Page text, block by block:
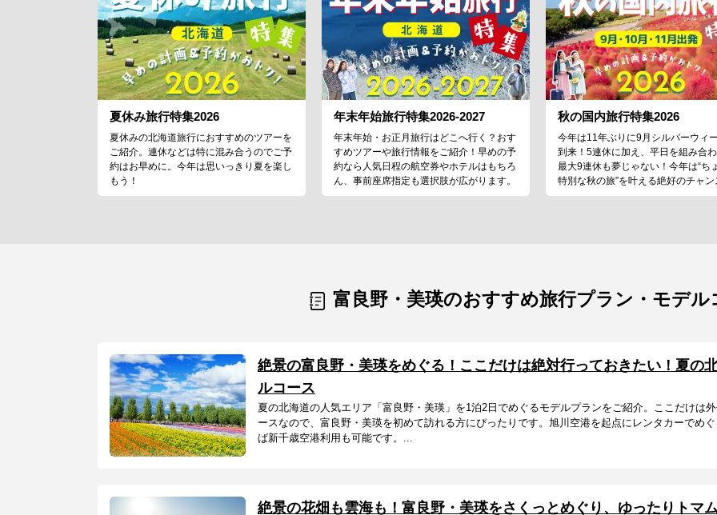
夏休み旅行特集2026
夏休みの北海道旅行におすすめのツアーを
ご紹介。連休などは特に混み合うのでご予
約はお早めに。今年は思いっきり夏を楽し
もう！
年末年始旅行特集2026-2027
年末年始・お正月旅行はどこへ行く？おす
すめツアーや旅行情報をご紹介！早めの予
約なら人気日程の航空券やホテルはもちろ
ん、事前座席指定も選択肢が広がります。
秋の国内旅行特集2026
今年は11年ぶりに9月シルバーウィ
到来！5連休に加え、平日を組み合
最大9連休も夢じゃない！今年は“ち
特別な秋の旅”を叶える絶好のチャン
富良野・美瑛のおすすめ旅行プラン・モデル
絶景の富良野・美瑛をめぐる！ここだけは絶対行っておきたい！夏の
ルコース
夏の北海道の人気エリア「富良野・美瑛」を1泊2日でめぐるモデルプランをご紹介。ここだけは
ースなので、富良野・美瑛を初めて訪れる方にぴったりです。旭川空港を起点にレンタカーでめ
ば新千歳空港利用も可能です。...
絶景の花畑も雲海も！富良野・美瑛をさくっとめぐり、ゆったりトマ